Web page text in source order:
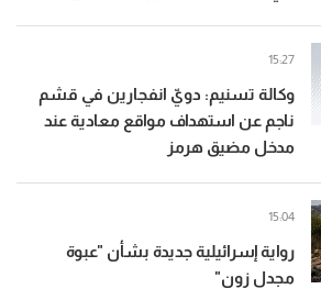
وكالة تسنيم: دويّ انفجارين في قشم
ناجم عن استهداف مواقع معادية عند
مدخل مضيق هرمز
15:27
رواية إسرائيلية جديدة بشأن "عبوة
مجدل زون"
15:04